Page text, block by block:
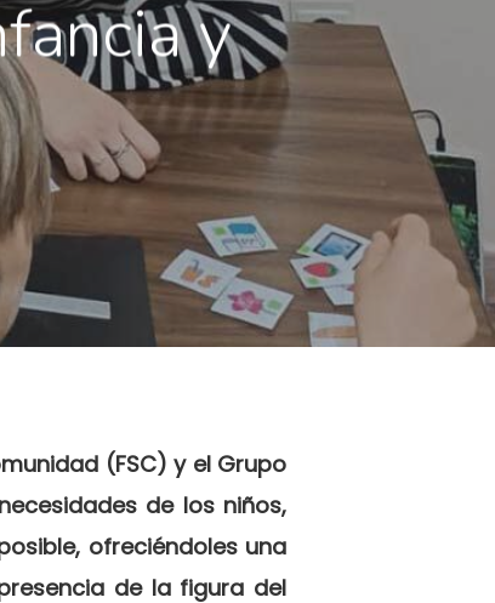
y
(FSC) y el Grupo
de los niños,
ofreciéndoles una
de la figura del